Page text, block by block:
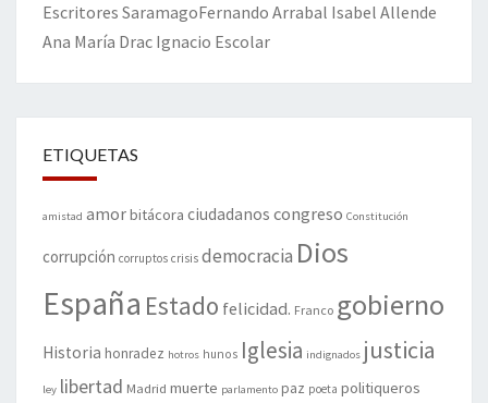
Escritores SaramagoFernando Arrabal Isabel Allende
Ana María Drac Ignacio Escolar
ETIQUETAS
amistad amorbitácora ciudadanos congreso Constitución
corrupción corruptos crisis democracia Dios
España Estado felicidad. Franco gobierno
Historia honradez hotros hunos Iglesia indignados justicia
ley libertad Madrid muerte parlamento paz poeta politiqueros